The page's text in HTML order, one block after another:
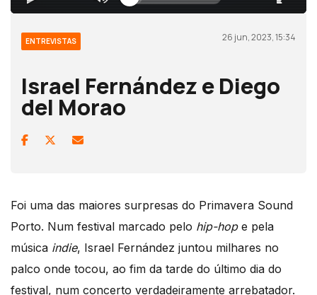
ENTREVISTAS 26 jun, 2023, 15:34
Israel Fernández e Diego
del Morao
Foi uma das maiores surpresas do Primavera Sound
Porto. Num festival marcado pelo hip-hope pela
música indie, Israel Fernández juntou milhares no
palco onde tocou, ao fim da tarde do último dia do
festival, num concerto verdadeiramente arrebatador.